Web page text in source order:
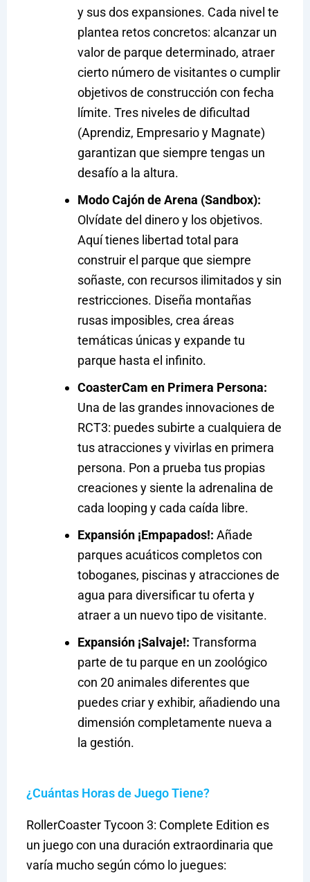
y sus dos expansiones. Cada nivel te
plantea retos concretos: alcanzar un
valor de parque determinado, atraer
cierto número de visitantes o cumplir
objetivos de construcción con fecha
límite. Tres niveles de dificultad
(Aprendiz, Empresario y Magnate)
garantizan que siempre tengas un
desafío a la altura.
Modo Cajón de Arena (Sandbox):
Olvídate del dinero y los objetivos.
Aquí tienes libertad total para
construir el parque que siempre
soñaste, con recursos ilimitados y sin
restricciones. Diseña montañas
rusas imposibles, crea áreas
temáticas únicas y expande tu
parque hasta el infinito.
CoasterCam en Primera Persona:
Una de las grandes innovaciones de
RCT3: puedes subirte a cualquiera de
tus atracciones y vivirlas en primera
persona. Pon a prueba tus propias
creaciones y siente la adrenalina de
cada looping y cada caída libre.
Expansión ¡Empapados!: Añade
parques acuáticos completos con
toboganes, piscinas y atracciones de
agua para diversificar tu oferta y
atraer a un nuevo tipo de visitante.
Expansión ¡Salvaje!: Transforma
parte de tu parque en un zoológico
con 20 animales diferentes que
puedes criar y exhibir, añadiendo una
dimensión completamente nueva a
la gestión.
¿Cuántas Horas de Juego Tiene?
RollerCoaster Tycoon 3: Complete Edition es
un juego con una duración extraordinaria que
varía mucho según cómo lo juegues: